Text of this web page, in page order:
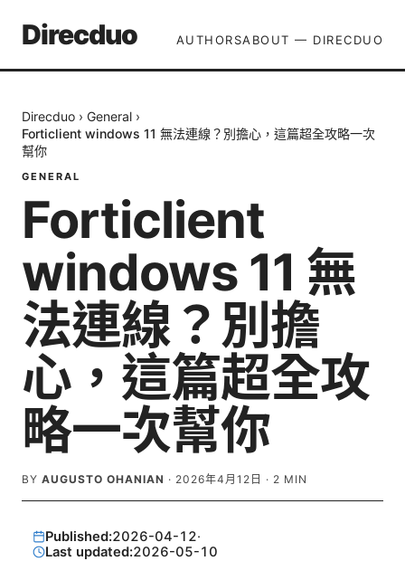
Direcduo AUTHORSABOUT — DIRECDUO
Direcduo › General ›
Forticlient windows 11 無法連線？別擔心，這篇超全攻略一次
幫你
GENERAL
Forticlient
windows 11 無
法連線？別擔
心，這篇超全攻
略一次幫你
BY AUGUSTO OHANIAN · 2026年4月12日 · 2 MIN
Published:2026-04-12·
Last updated:2026-05-10